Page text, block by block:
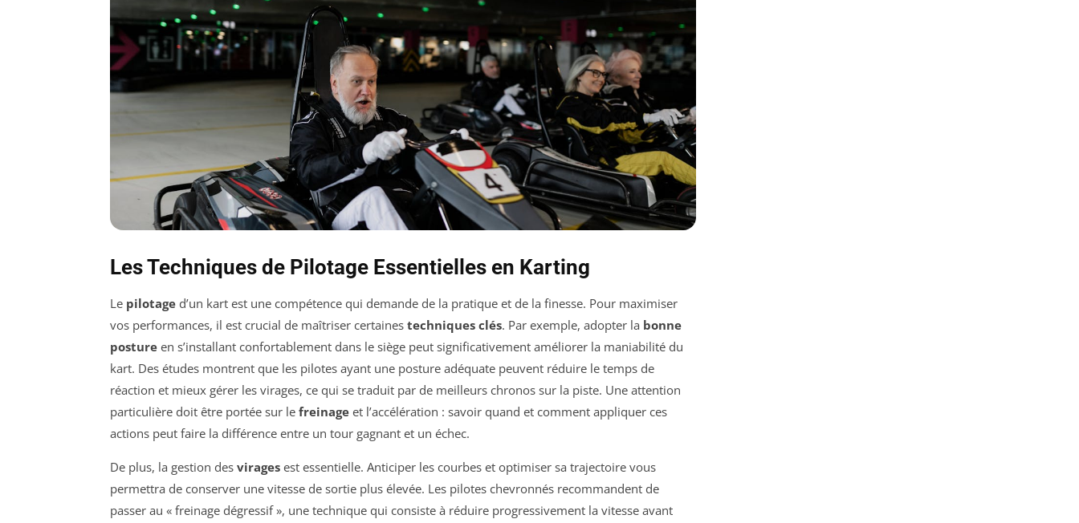
Les Techniques de Pilotage Essentielles en Karting
Le pilotage d’un kart est une compétence qui demande de la pratique et de la finesse. Pour maximiser
vos performances, il est crucial de maîtriser certaines techniques clés. Par exemple, adopter la bonne
posture en s’installant confortablement dans le siège peut significativement améliorer la maniabilité du
kart. Des études montrent que les pilotes ayant une posture adéquate peuvent réduire le temps de
réaction et mieux gérer les virages, ce qui se traduit par de meilleurs chronos sur la piste. Une attention
particulière doit être portée sur le freinage et l’accélération : savoir quand et comment appliquer ces
actions peut faire la différence entre un tour gagnant et un échec.
De plus, la gestion des virages est essentielle. Anticiper les courbes et optimiser sa trajectoire vous
permettra de conserver une vitesse de sortie plus élevée. Les pilotes chevronnés recommandent de
passer au « freinage dégressif », une technique qui consiste à réduire progressivement la vitesse avant